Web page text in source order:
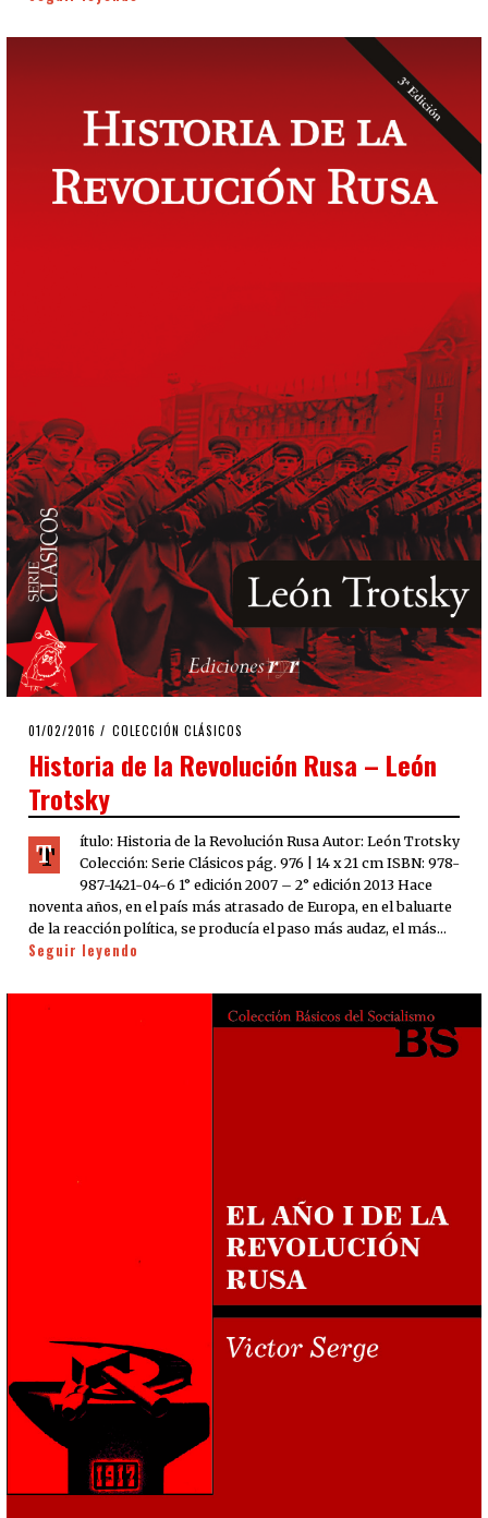
POSTED
01/02/2016 17/08/2019
COLECCIÓN CLÁSICOS
Historia de la Revolución Rusa – León
Trotsky
T
ítulo: Historia de la Revolución Rusa Autor: León Trotsky
Colección: Serie Clásicos pág. 976 | 14 x 21 cm ISBN: 978-
987-1421-04-6 1° edición 2007 – 2° edición 2013 Hace
noventa años, en el país más atrasado de Europa, en el baluarte
de la reacción política, se producía el paso más audaz, el más…
Seguir leyendo